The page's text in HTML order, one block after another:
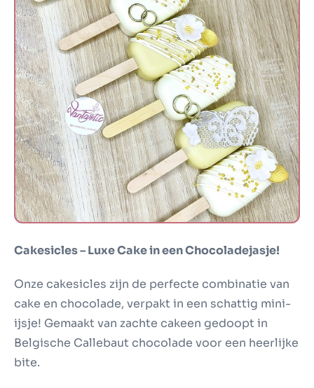
Cakesicles
Cakesicles – Luxe Cake in een Chocoladejasje!
Onze cakesicles zijn de perfecte combinatie van
cake en chocolade, verpakt in een schattig mini-
ijsje! Gemaakt van zachte cakeen gedoopt in
Belgische Callebaut chocolade voor een heerlijke
bite.